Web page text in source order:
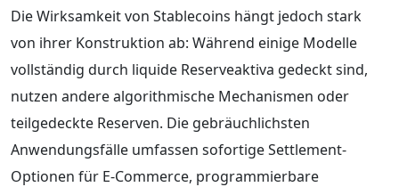
Die Wirksamkeit von Stablecoins hängt jedoch stark
von ihrer Konstruktion ab: Während einige Modelle
vollständig durch liquide Reserveaktiva gedeckt sind,
nutzen andere algorithmische Mechanismen oder
teilgedeckte Reserven. Die gebräuchlichsten
Anwendungsfälle umfassen sofortige Settlement-
Optionen für E-Commerce, programmierbare